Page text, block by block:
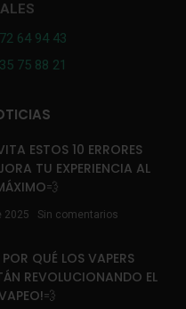
64 94 43
75 88 21
ESTOS 10 ERRORES
TU EXPERIENCIA AL
2025 Sin comentarios
POR QUÉ LOS VAPERS
REVOLUCIONANDO EL